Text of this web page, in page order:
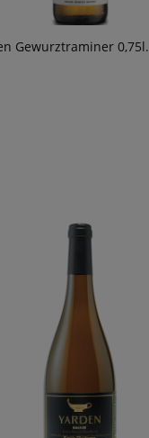
Gewurztraminer 0,75l.